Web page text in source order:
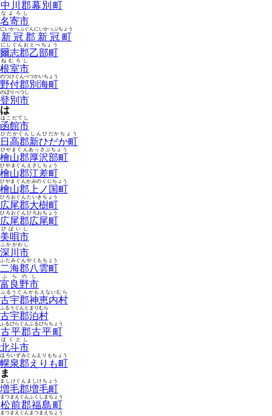
中川郡幕別町
名寄市
なよろし
新冠郡新冠町
にいかっぷぐんにいかっぷちょう
爾志郡乙部町
にしぐんおとべちょう
根室市
ねむろし
野付郡別海町
のつけぐんべつかいちょう
登別市
のぼりべつし
は
函館市
はこだてし
日高郡新ひだか町
ひだかぐんしんひだかちょう
檜山郡厚沢部町
ひやまぐんあっさぶちょう
檜山郡江差町
ひやまぐんえさしちょう
檜山郡上ノ国町
ひやまぐんかみのくにちょう
広尾郡大樹町
ひろおぐんたいきちょう
広尾郡広尾町
ひろおぐんひろおちょう
美唄市
びばいし
深川市
ふかがわし
二海郡八雲町
ふたみぐんやくもちょう
富良野市
ふらのし
古宇郡神恵内村
ふるうぐんかもえないむら
古宇郡泊村
ふるうぐんとまりむら
古平郡古平町
ふるびらぐんふるびらちょう
北斗市
ほくとし
幌泉郡えりも町
ほろいずみぐんえりもちょう
ま
増毛郡増毛町
ましけぐんましけちょう
松前郡福島町
まつまえぐんふくしまちょう
まつまえぐんまつまえちょう